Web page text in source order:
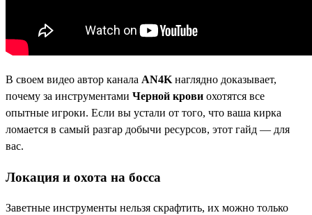
В своем видео автор канала AN4K наглядно доказывает,
почему за инструментами Черной крови охотятся все
опытные игроки. Если вы устали от того, что ваша кирка
ломается в самый разгар добычи ресурсов, этот гайд — для
вас.
Локация и охота на босса
Заветные инструменты нельзя скрафтить, их можно только